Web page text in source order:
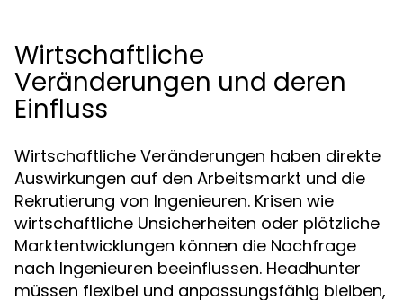
Wirtschaftliche
Veränderungen und deren
Einfluss
Wirtschaftliche Veränderungen haben direkte
Auswirkungen auf den Arbeitsmarkt und die
Rekrutierung von Ingenieuren. Krisen wie
wirtschaftliche Unsicherheiten oder plötzliche
Marktentwicklungen können die Nachfrage
nach Ingenieuren beeinflussen. Headhunter
müssen flexibel und anpassungsfähig bleiben,